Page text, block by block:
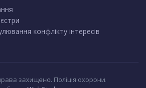
конфлікту інтересів
захищено. Поліція охорони.